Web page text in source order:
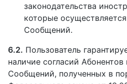
законодательства
которые
Сообщений.
6.2. Пользователь
наличие согласий Абонентов
Сообщений, полученных в